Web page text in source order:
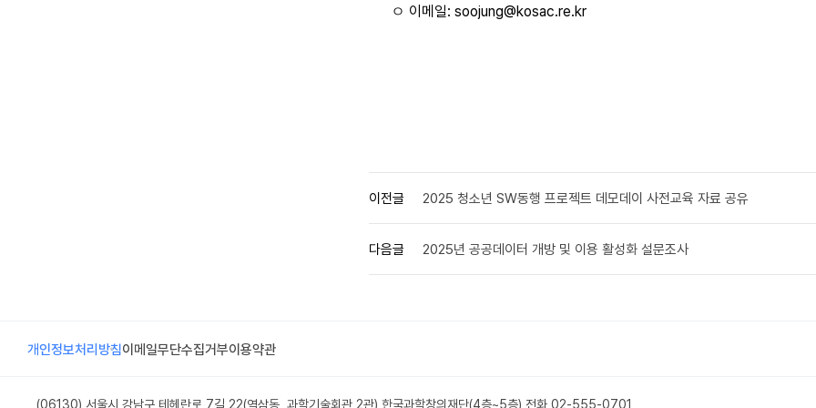
ㅇ 이메일: soojung@kosac.re.kr​
이전글 2025 청소년 SW동행 프로젝트 데모데이 사전교육 자료 공유
다음글 2025년 공공데이터 개방 및 이용 활성화 설문조사
개인정보처리방침이메일무단수집거부이용약관
(06130) 서울시 강남구 테헤란로 7길 22(역삼동, 과학기술회관 2관) 한국과학창의재단(4층~5층) 전화 02-555-0701